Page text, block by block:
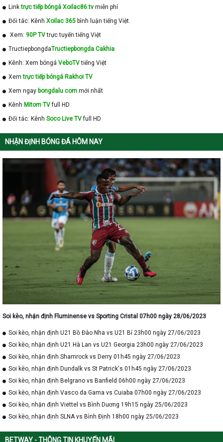
Linktrực tiếp bóngá Xoilac86.tv miễn phí
Đối tác: Kênh Xoilac 365 bình luận tiếng Việt.
Xem: 90P TVtrực tuyến tiếng Việt
TructiepbongdaTructiepbongda Cakhia
Kênh: Xem bóngá VeboTVtiếng Việt
Xemtrực tiếp bóngá Rakhoi TV
Xem ngay bongdalu com mới nhất
Kênh Mitom TVfull HD
Đối tác: Kênh Soco Live TVfull HD
NHẬN ĐỊNH BÓNG ĐÁ HÔM NAY
Soi kèo, nhận định Fluminense vs Sporting Cristal 07h00 ngày 28/06/2023
Soi kèo, nhận định U21 Bồ Đào Nha vs U21 Bỉ 23h00 ngày 27/06/2023
Soi kèo, nhận định U21 Hà Lan vs U21 Georgia 23h00 ngày 27/06/2023
Soi kèo, nhận định Shamrock vs Derry 01h45 ngày 27/06/2023
Soi kèo, nhận định Dundalk vs St Patrick's 01h45 ngày 27/06/2023
Soi kèo, nhận định Belgrano vs Banfield 06h00 ngày 27/06/2023
Soi kèo, nhận định Vasco da Gama vs Cuiaba 07h00 ngày 27/06/2023
Soi kèo, nhận định Viettel vs Bình Dương 19h15 ngày 25/06/2023
Soi kèo, nhận định SLNA vs Bình Định 18h00 ngày 25/06/2023
BETWAY - THÔNG TIN KHUYẾN MÃI